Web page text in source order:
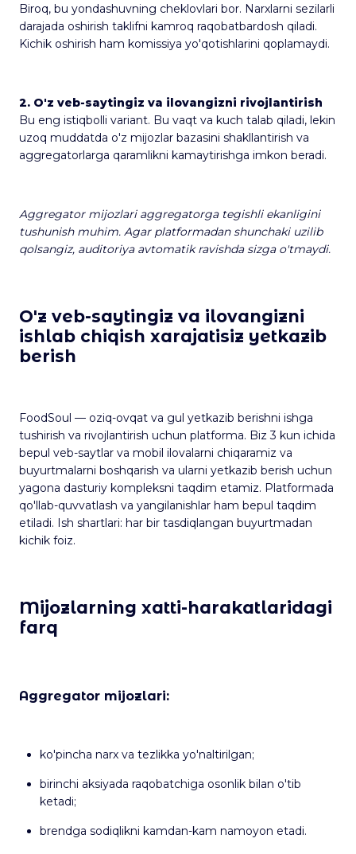
Biroq, bu yondashuvning cheklovlari bor. Narxlarni sezilarli
darajada oshirish taklifni kamroq raqobatbardosh qiladi.
Kichik oshirish ham komissiya yo'qotishlarini qoplamaydi.
2. O'z veb-saytingiz va ilovangizni rivojlantirish
Bu eng istiqbolli variant. Bu vaqt va kuch talab qiladi, lekin
uzoq muddatda o'z mijozlar bazasini shakllantirish va
aggregatorlarga qaramlikni kamaytirishga imkon beradi.
Aggregator mijozlari aggregatorga tegishli ekanligini
tushunish muhim. Agar platformadan shunchaki uzilib
qolsangiz, auditoriya avtomatik ravishda sizga o'tmaydi.
O'z veb-saytingiz va ilovangizni
ishlab chiqish xarajatisiz yetkazib
berish
FoodSoul — oziq-ovqat va gul yetkazib berishni ishga
tushirish va rivojlantirish uchun platforma. Biz 3 kun ichida
bepul veb-saytlar va mobil ilovalarni chiqaramiz va
buyurtmalarni boshqarish va ularni yetkazib berish uchun
yagona dasturiy kompleksni taqdim etamiz. Platformada
qo'llab-quvvatlash va yangilanishlar ham bepul taqdim
etiladi. Ish shartlari: har bir tasdiqlangan buyurtmadan
kichik foiz.
Mijozlarning xatti-harakatlaridagi
farq
Aggregator mijozlari:
ko'pincha narx va tezlikka yo'naltirilgan;
birinchi aksiyada raqobatchiga osonlik bilan o'tib
ketadi;
brendga sodiqlikni kamdan-kam namoyon etadi.